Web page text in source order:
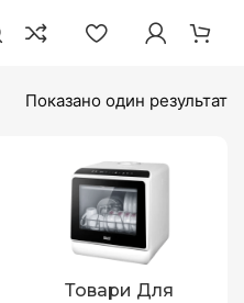
Показано один результат
Товари Для